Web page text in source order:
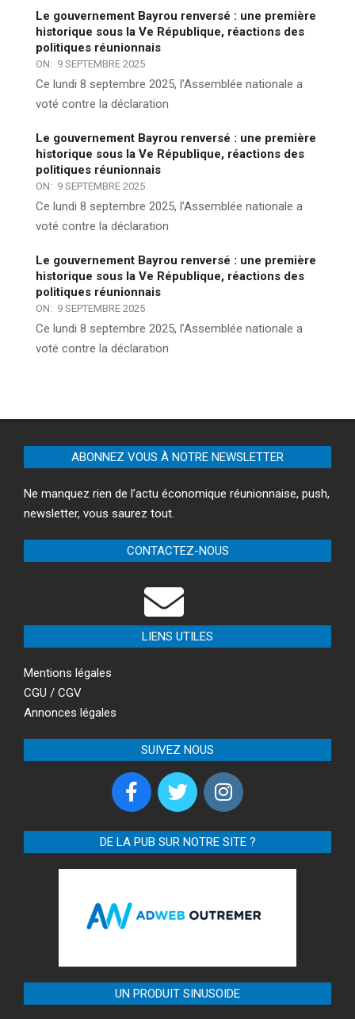
Le gouvernement Bayrou renversé : une première
historique sous la Ve République, réactions des
politiques réunionnais
ON: 9 SEPTEMBRE 2025
Ce lundi 8 septembre 2025, l’Assemblée nationale a
voté contre la déclaration
Le gouvernement Bayrou renversé : une première
historique sous la Ve République, réactions des
politiques réunionnais
ON: 9 SEPTEMBRE 2025
Ce lundi 8 septembre 2025, l’Assemblée nationale a
voté contre la déclaration
Le gouvernement Bayrou renversé : une première
historique sous la Ve République, réactions des
politiques réunionnais
ON: 9 SEPTEMBRE 2025
Ce lundi 8 septembre 2025, l’Assemblée nationale a
voté contre la déclaration
ABONNEZ VOUS À NOTRE NEWSLETTER
Ne manquez rien de l’actu économique réunionnaise, push,
newsletter, vous saurez tout.
CONTACTEZ-NOUS
LIENS UTILES
Mentions légales
CGU / CGV
Annonces légales
SUIVEZ NOUS
DE LA PUB SUR NOTRE SITE ?
UN PRODUIT SINUSOIDE